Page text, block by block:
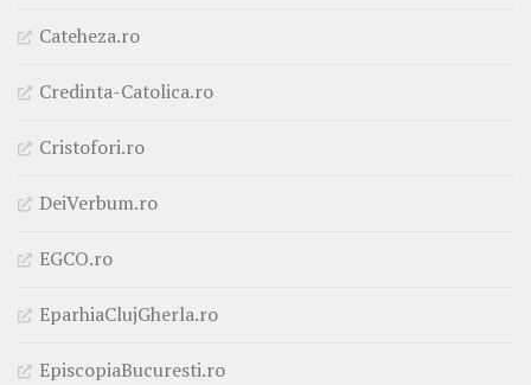
Cateheza.ro
Credinta-Catolica.ro
Cristofori.ro
DeiVerbum.ro
EGCO.ro
EparhiaClujGherla.ro
EpiscopiaBucuresti.ro